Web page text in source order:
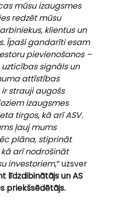
mūsu izaugsmes
redzēt mūsu
klientus un
Īpaši gandarīti esam
pievienošanos –
signāls un
attīstības
strauji augošs
izaugsmes
tirgos, kā arī ASV.
ļauj mums
plāna, stiprināt
arī nodrošināt
investoriem,” uzsver
līdzdibinātājs un AS
priekšsēdētājs.